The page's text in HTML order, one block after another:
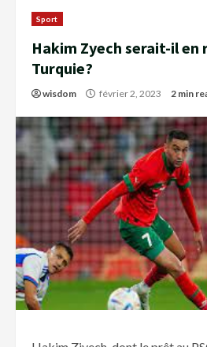
Sport
Hakim Zyech serait-il en
Turquie?
wisdom février 2, 2023 2 min